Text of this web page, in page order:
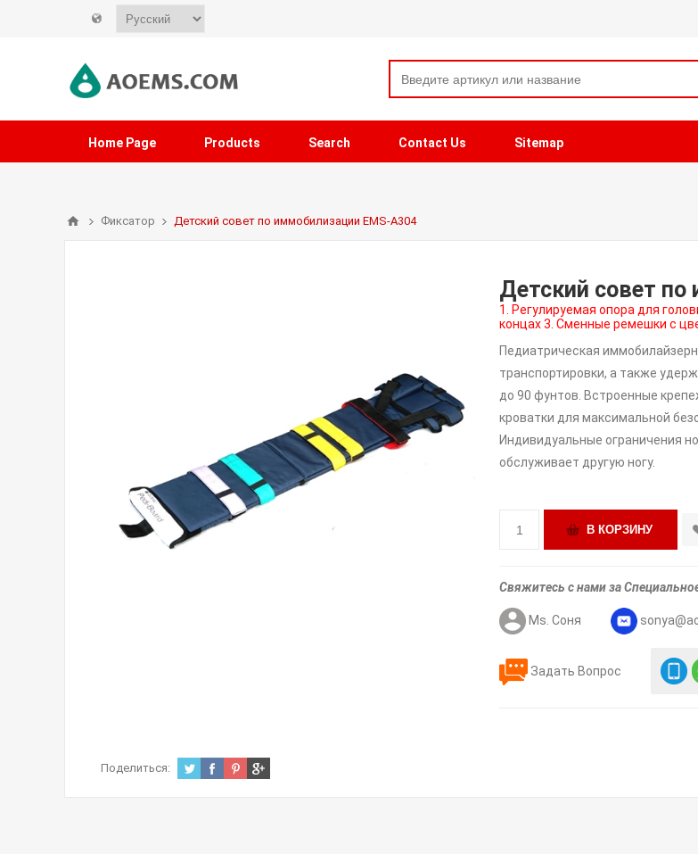
Home Page Products Search Contact Us Sitemap
Фиксатор Детский совет по иммобилизации EMS-A304
Детский совет по
1. Регулируемая опора для
концах 3. Сменные ремешки с
Педиатрическая
транспортировки, а также
до 90 фунтов. Встроенные
кроватки для максимальной
Индивидуальные ограничения
обслуживает другую ногу.
Свяжитесь с нами за
Ms. Соня
Задать Вопрос
Поделиться: